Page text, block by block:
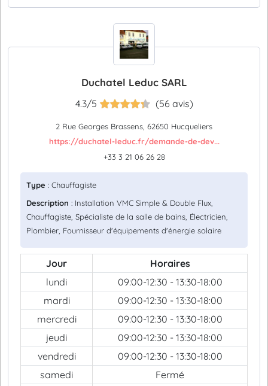
Duchatel Leduc SARL
4.3/5 (56 avis)
2 Rue Georges Brassens, 62650 Hucqueliers
https://duchatel-leduc.fr/demande-de-dev...
+33 3 21 06 26 28
Type : Chauffagiste
Description : Installation VMC Simple & Double Flux,
Chauffagiste, Spécialiste de la salle de bains, Électricien,
Plombier, Fournisseur d'équipements d'énergie solaire
Jour
Horaires
lundi
09:00-12:30 - 13:30-18:00
mardi
09:00-12:30 - 13:30-18:00
mercredi
09:00-12:30 - 13:30-18:00
jeudi
09:00-12:30 - 13:30-18:00
vendredi
09:00-12:30 - 13:30-18:00
samedi
Fermé